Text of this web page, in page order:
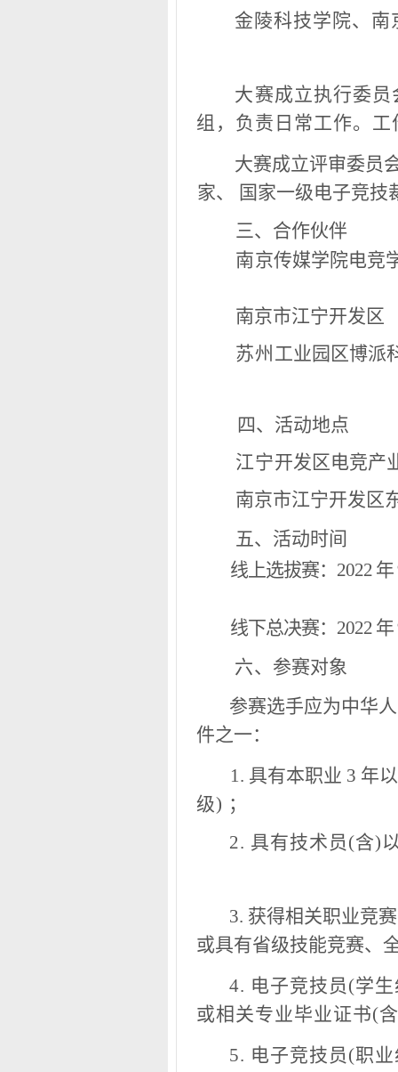
金陵科技学院、南
大赛成立执行委
组，负责日常工作。
大赛成立评审委员
家、 国家一级电子竞技
三、合作伙伴
南京传媒学院电竞
南京市江宁开发区
苏州 工业园区博派
四、活动地点
江宁开发区电竞产
南京市江宁开发区
五、活动时间
线上选拔赛：2022 年
线下总决赛：2022 年
六、参赛对象
参赛选手应为中华
件之一：
1. 具有本职业 3 年
级) ；
2. 具有技术员(含)
3. 获得相关职业竞
或具有省级技能竞赛、
4. 电子竞技员(学
或相关专业毕业证书(
5. 电子竞技员(职